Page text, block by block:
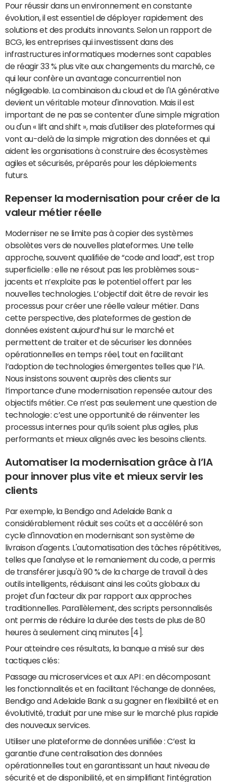
Pour réussir dans un environnement en constante
évolution, il est essentiel de déployer rapidement des
solutions et des produits innovants. Selon un rapport de
BCG, les entreprises qui investissent dans des
infrastructures informatiques modernes sont capables
de réagir 33 % plus vite aux changements du marché, ce
qui leur confère un avantage concurrentiel non
négligeable. La combinaison du cloud et de l'IA générative
devient un véritable moteur d'innovation. Mais il est
important de ne pas se contenter d'une simple migration
ou d'un « lift and shift », mais d'utiliser des plateformes qui
vont au-delà de la simple migration des données et qui
aident les organisations à construire des écosystèmes
agiles et sécurisés, préparés pour les déploiements
futurs.
Repenser la modernisation pour créer de la
valeur métier réelle
Moderniser ne se limite pas à copier des systèmes
obsolètes vers de nouvelles plateformes. Une telle
approche, souvent qualifiée de “code and load”, est trop
superficielle : elle ne résout pas les problèmes sous-
jacents et n’exploite pas le potentiel offert par les
nouvelles technologies. L’objectif doit être de revoir les
processus pour créer une réelle valeur métier. Dans
cette perspective, des plateformes de gestion de
données existent aujourd’hui sur le marché et
permettent de traiter et de sécuriser les données
opérationnelles en temps réel, tout en facilitant
l’adoption de technologies émergentes telles que l’IA.
Nous insistons souvent auprès des clients sur
l’importance d’une modernisation repensée autour des
objectifs métier. Ce n’est pas seulement une question de
technologie : c’est une opportunité de réinventer les
processus internes pour qu’ils soient plus agiles, plus
performants et mieux alignés avec les besoins clients.
Automatiser la modernisation grâce à l’IA
pour innover plus vite et mieux servir les
clients
Par exemple, la Bendigo and Adelaide Bank a
considérablement réduit ses coûts et a accéléré son
cycle d'innovation en modernisant son système de
livraison d'agents. L'automatisation des tâches répétitives,
telles que l'analyse et le remaniement du code, a permis
de transférer jusqu'à 90 % de la charge de travail à des
outils intelligents, réduisant ainsi les coûts globaux du
projet d'un facteur dix par rapport aux approches
traditionnelles. Parallèlement, des scripts personnalisés
ont permis de réduire la durée des tests de plus de 80
heures à seulement cinq minutes [4].
Pour atteindre ces résultats, la banque a misé sur des
tactiques clés :
Passage au microservices et aux API : en décomposant
les fonctionnalités et en facilitant l’échange de données,
Bendigo and Adelaide Bank a su gagner en flexibilité et en
évolutivité, traduit par une mise sur le marché plus rapide
des nouveaux services.
Utiliser une plateforme de données unifiée : C’est la
garantie d’une centralisation des données
opérationnelles tout en garantissant un haut niveau de
sécurité et de disponibilité, et en simplifiant l’intégration